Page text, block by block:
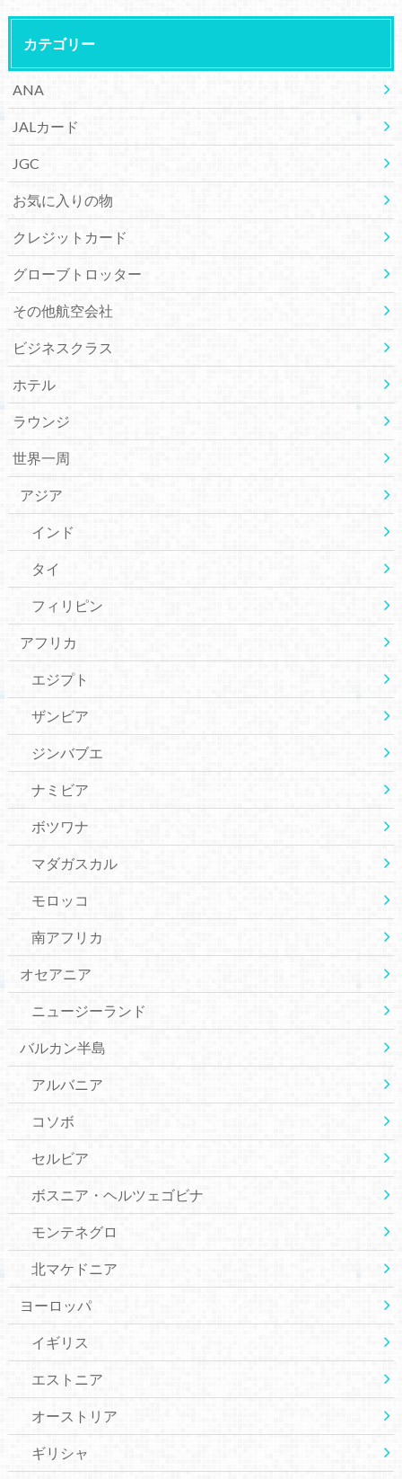
カテゴリー
ANA
JALカード
JGC
お気に入りの物
クレジットカード
グローブトロッター
その他航空会社
ビジネスクラス
ホテル
ラウンジ
世界一周
アジア
インド
タイ
フィリピン
アフリカ
エジプト
ザンビア
ジンバブエ
ナミビア
ボツワナ
マダガスカル
モロッコ
南アフリカ
オセアニア
ニュージーランド
バルカン半島
アルバニア
コソボ
セルビア
ボスニア・ヘルツェゴビナ
モンテネグロ
北マケドニア
ヨーロッパ
イギリス
エストニア
オーストリア
ギリシャ